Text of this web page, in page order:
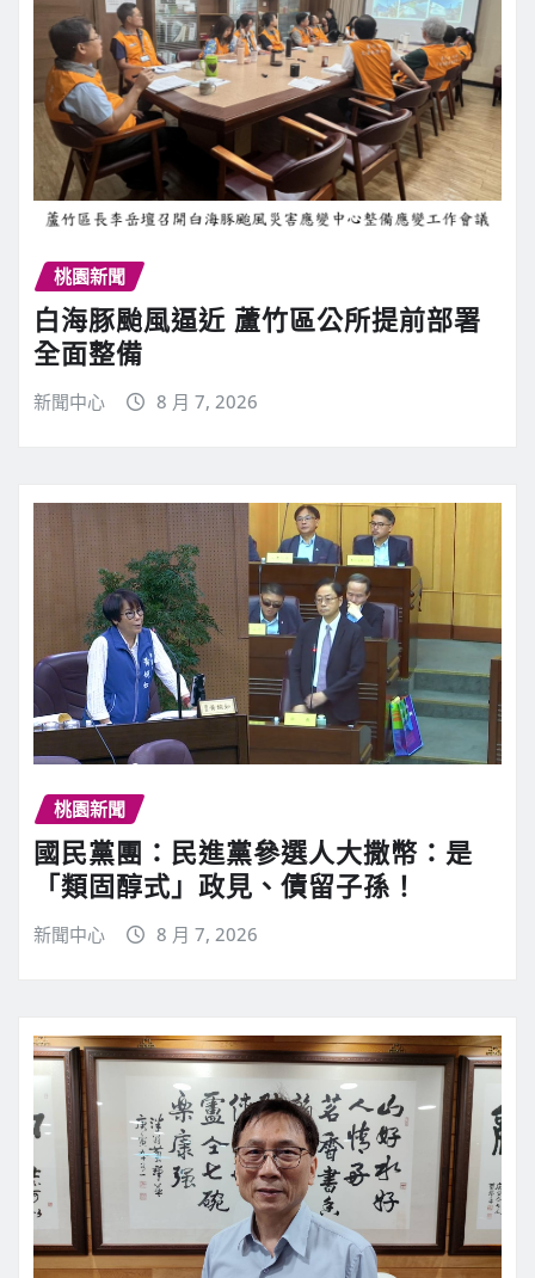
桃園新聞
白海豚颱風逼近 蘆竹區公所提前部署
全面整備
新聞中心 8 月 7, 2026
桃園新聞
國民黨團：民進黨參選人大撒幣：是
「類固醇式」政見、債留子孫！
新聞中心 8 月 7, 2026